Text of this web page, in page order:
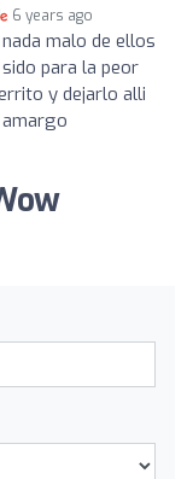
6 years ago
malo de ellos
para la peor
y dejarlo alli